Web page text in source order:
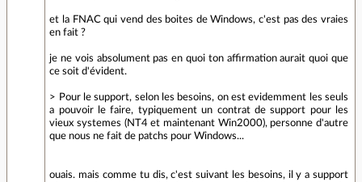
et la FNAC qui vend des boites de Windows, c'est pas des vraies
en fait ?
je ne vois absolument pas en quoi ton affirmation aurait quoi que
ce soit d'évident.
> Pour le support, selon les besoins, on est evidemment les seuls
a pouvoir le faire, typiquement un contrat de support pour les
vieux systemes (NT4 et maintenant Win2000), personne d'autre
que nous ne fait de patchs pour Windows...
ouais. mais comme tu dis, c'est suivant les besoins, il y a support